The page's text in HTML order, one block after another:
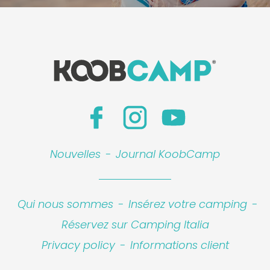
Nouvelles - Journal KoobCamp
Qui nous sommes - Insérez votre camping -
Réservez sur Camping Italia
Privacy policy - Informations client